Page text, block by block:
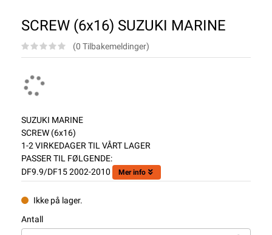
SCREW (6x16) SUZUKI MARINE
(0 Tilbakemeldinger)
SUZUKI MARINE
SCREW (6x16)
1-2 VIRKEDAGER TIL VÅRT LAGER
PASSER TIL FØLGENDE:
DF9.9/DF15 2002-2010
Mer info
Ikke på lager.
Antall